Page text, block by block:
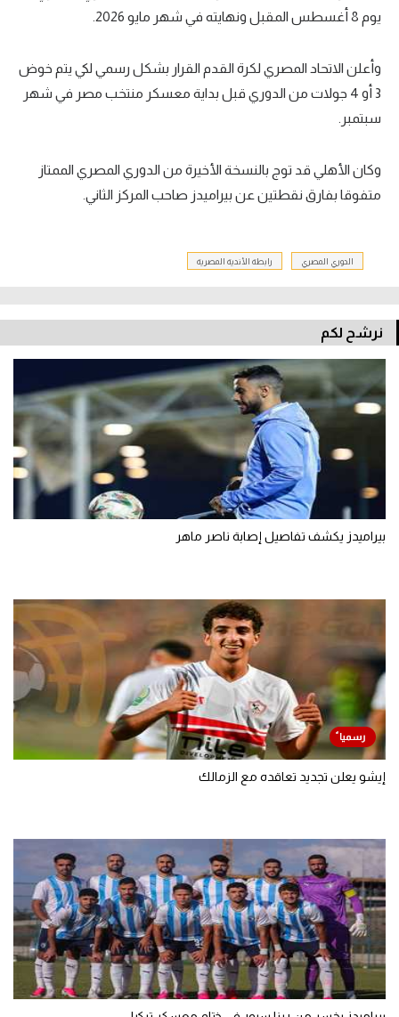
يوم 8 أغسطس المقبل ونهايته في شهر مايو 2026.
وأعلن الاتحاد المصري لكرة القدم القرار بشكل رسمي لكي يتم خوض
3 أو 4 جولات من الدوري قبل بداية معسكر منتخب مصر في شهر
سبتمبر.
وكان الأهلي قد توج بالنسخة الأخيرة من الدوري المصري الممتاز
متفوقا بفارق نقطتين عن بيراميدز صاحب المركز الثاني.
الدوري المصري رابطة الأندية المصرية
نرشح لكم
بيراميدز يكشف تفاصيل إصابة ناصر ماهر
إيشو يعلن تجديد تعاقده مع الزمالك